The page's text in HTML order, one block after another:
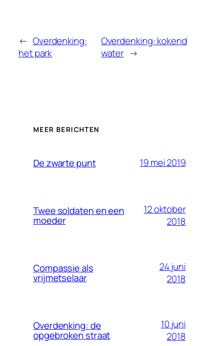
← Overdenking:
het park
Overdenking: kokend
water →
MEER BERICHTEN
De zwarte punt 19 mei 2019
Twee soldaten en een
moeder
12 oktober
2018
Compassie als
vrijmetselaar
24 juni
2018
Overdenking: de
opgebroken straat
10 juni
2018